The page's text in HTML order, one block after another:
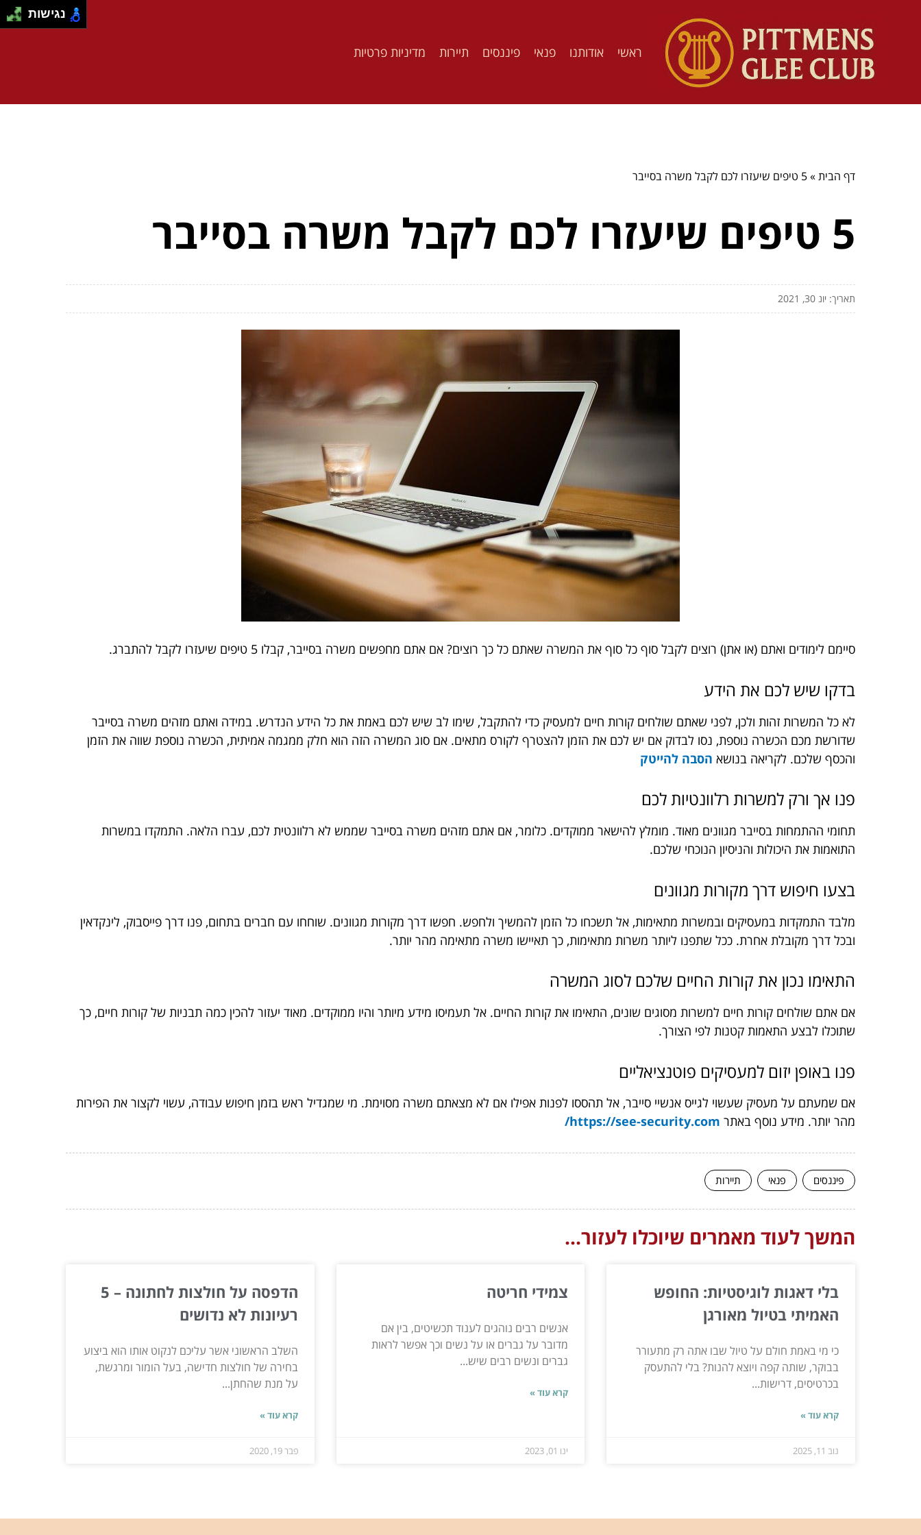
ראשי אודותנו פנאי פיננסים תיירות מדיניות פרטיות
דף הבית»5 טיפים שיעזרו לכם לקבל משרה בסייבר
5 טיפים שיעזרו לכם לקבל משרה בסייבר
תאריך: יונ 30, 2021
סיימם לימודים ואתם (או אתן) רוצים לקבל סוף כל סוף את המשרה שאתם כל כך רוצים? אם אתם מחפשים משרה בסייבר, קבלו 5 טיפים שיעזרו לקבל להתברג.
בדקו שיש לכם את הידע
לא כל המשרות זהות ולכן, לפני שאתם שולחים קורות חיים למעסיק כדי להתקבל, שימו לב שיש לכם באמת את כל הידע הנדרש. במידה ואתם מזהים משרה בסייבר
שדורשת מכם הכשרה נוספת, נסו לבדוק אם יש לכם את הזמן להצטרף לקורס מתאים. אם סוג המשרה הזה הוא חלק ממגמה אמיתית, הכשרה נוספת שווה את הזמן
והכסף שלכם. לקריאה בנושא הסבה להייטק
פנו אך ורק למשרות רלוונטיות לכם
תחומי ההתמחות בסייבר מגוונים מאוד. מומלץ להישאר ממוקדים. כלומר, אם אתם מזהים משרה בסייבר שממש לא רלוונטית לכם, עברו הלאה. התמקדו במשרות
התואמות את היכולות והניסיון הנוכחי שלכם.
בצעו חיפוש דרך מקורות מגוונים
מלבד התמקדות במעסיקים ובמשרות מתאימות, אל תשכחו כל הזמן להמשיך ולחפש. חפשו דרך מקורות מגוונים. שוחחו עם חברים בתחום, פנו דרך פייסבוק, לינקדאין
ובכל דרך מקובלת אחרת. ככל שתפנו ליותר משרות מתאימות, כך תאיישו משרה מתאימה מהר יותר.
התאימו נכון את קורות החיים שלכם לסוג המשרה
אם אתם שולחים קורות חיים למשרות מסוגים שונים, התאימו את קורות החיים. אל תעמיסו מידע מיותר והיו ממוקדים. מאוד יעזור להכין כמה תבניות של קורות חיים, כך
שתוכלו לבצע התאמות קטנות לפי הצורך.
פנו באופן יזום למעסיקים פוטנציאליים
אם שמעתם על מעסיק שעשוי לגייס אנשיי סייבר, אל תהססו לפנות אפילו אם לא מצאתם משרה מסוימת. מי שמגדיל ראש בזמן חיפוש עבודה, עשוי לקצור את הפירות
מהר יותר. מידע נוסף באתר https://see-security.com/
פיננסים פנאי תיירות
המשך לעוד מאמרים שיוכלו לעזור...
בלי דאגות לוגיסטיות: החופש
האמיתי בטיול מאורגן
כי מי באמת חולם על טיול שבו אתה רק מתעורר
בבוקר, שותה קפה ויוצא להנות? בלי להתעסק
בכרטיסים, דרישות...
קרא עוד »
נוב 11, 2025
צמידי חריטה
אנשים רבים נוהגים לענוד תכשיטים, בין אם
מדובר על גברים או על נשים וכך אפשר לראות
גברים ונשים רבים שיש...
קרא עוד »
ינו 01, 2023
הדפסה על חולצות לחתונה – 5
רעיונות לא נדושים
השלב הראשוני אשר עליכם לנקוט אותו הוא ביצוע
בחירה של חולצות חדישה, בעל הומור ומרגשת,
על מנת שהחתן...
קרא עוד »
פבר 19, 2020
נגישות